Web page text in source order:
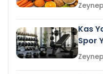
Kas
Spor